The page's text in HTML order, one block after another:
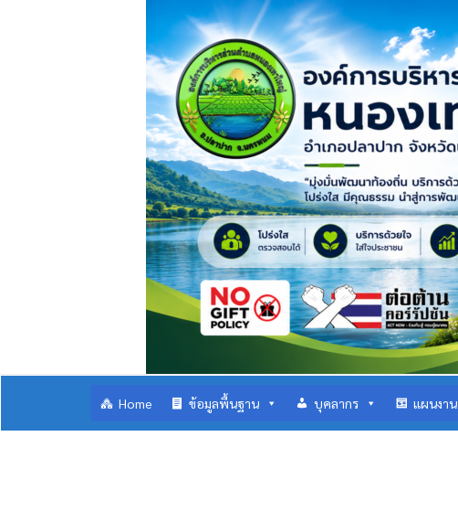
Home ข้อมูลพื้นฐาน บุคลากร แผนงาน